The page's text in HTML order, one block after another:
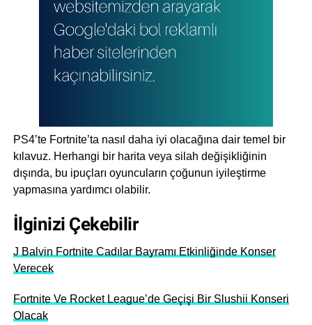
PS4’te Fortnite’ta nasıl daha iyi olacağına dair temel bir
kılavuz. Herhangi bir harita veya silah değişikliğinin
dışında, bu ipuçları oyuncuların çoğunun iyileştirme
yapmasına yardımcı olabilir.
İlginizi Çekebilir
J Balvin Fortnite Cadılar Bayramı Etkinliğinde Konser
Verecek
Fortnite Ve Rocket League’de Geçişi Bir Slushii Konseri
Olacak